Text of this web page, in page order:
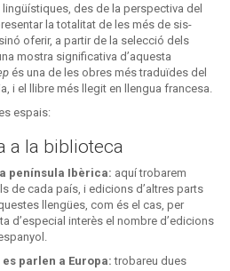
des de la perspectiva del
la totalitat de les més de sis-
oferir, a partir de la selecció dels
mostra significativa d’aquesta
és una de les obres més traduïdes del
i el llibre més llegit en llengua francesa.
espais:
a la biblioteca
península Ibèrica: aquí trobarem
de cada país, i edicions d’altres parts
llengües, com és el cas, per
d’especial interès el nombre d’edicions
parlen a Europa: trobareu dues